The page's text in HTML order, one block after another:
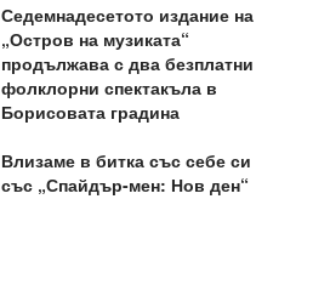
Седемнадесетото издание на
„Остров на музиката“
продължава с два безплатни
фолклорни спектакъла в
Борисовата градина
Влизаме в битка със себе си
със „Спайдър-мен: Нов ден“